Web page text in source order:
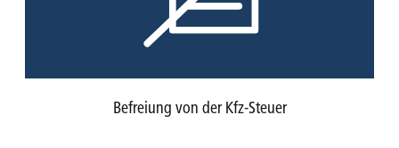
Befreiung von der Kfz-Steuer